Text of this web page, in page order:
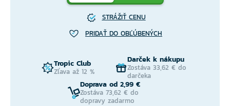
STRÁŽIŤ CENU
PRIDAŤ DO OBĽÚBENÝCH
Tropic Club
Zľava až 12 %
Darček k nákupu
Zostáva 33,62 € do
darčeka
Doprava od 2,99 €
Zostáva 73,62 € do
dopravy zadarmo